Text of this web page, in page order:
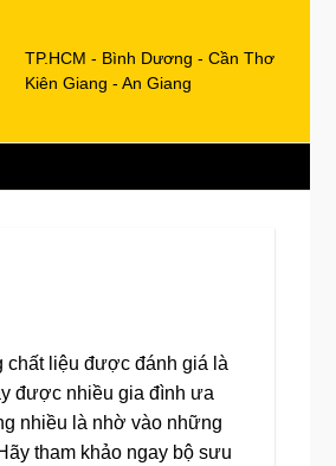
TP.HCM - Bình Dương - Cần Thơ
Kiên Giang - An Giang
chất liệu được đánh giá là
được nhiều gia đình ưa
nhiều là nhờ vào những
tham khảo ngay bộ sưu